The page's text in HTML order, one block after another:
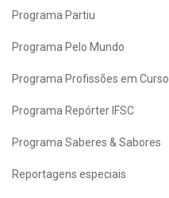
Programa Partiu
Programa Pelo Mundo
Programa Profissões em Curso
Programa Repórter IFSC
Programa Saberes & Sabores
Reportagens especiais